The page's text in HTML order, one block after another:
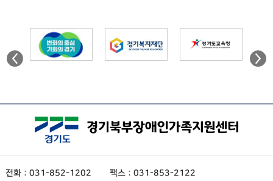
전화 : 031-852-1202 팩스 : 031-853-2122